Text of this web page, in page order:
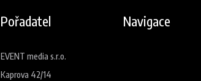
Pořadatel
EVENT media s.r.o.
Kaprova 42/14
Navigace